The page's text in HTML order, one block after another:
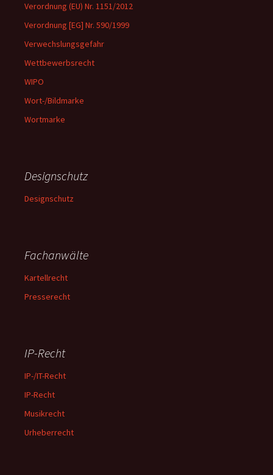
Verordnung (EU) Nr. 1151/2012
Verordnung [EG] Nr. 590/1999
Verwechslungsgefahr
Wettbewerbsrecht
WIPO
Wort-/Bildmarke
Wortmarke
Designschutz
Designschutz
Fachanwälte
Kartellrecht
Presserecht
IP-Recht
IP-/IT-Recht
IP-Recht
Musikrecht
Urheberrecht